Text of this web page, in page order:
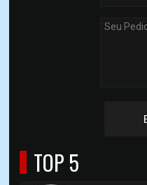
TOP 5